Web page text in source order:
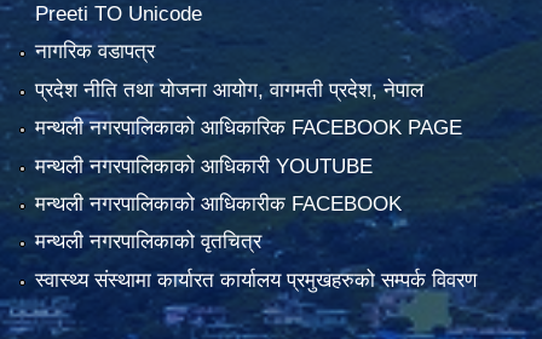
Preeti TO Unicode
नागरिक वडापत्र
प्रदेश नीति तथा योजना आयोग, वागमती प्रदेश, नेपाल
मन्थली नगरपालिकाको आधिकारिक FACEBOOK PAGE
मन्थली नगरपालिकाको आधिकारी YOUTUBE
मन्थली नगरपालिकाको आधिकारीक FACEBOOK
मन्थली नगरपालिकाको वृतचित्र
स्वास्थ्य संस्थामा कार्यारत कार्यालय प्रमुखहरुको सम्पर्क विवरण